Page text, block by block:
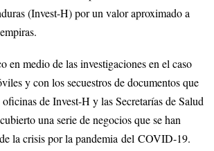
(Invest-H) por un valor aproximado a
en medio de las investigaciones en el caso
y con los secuestros de documentos que
de Invest-H y las Secretarías de Salud
una serie de negocios que se han
la crisis por la pandemia del COVID-19.